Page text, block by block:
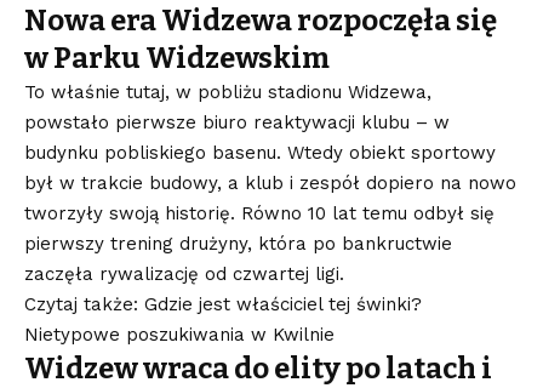
Nowa era Widzewa rozpoczęła się
w Parku Widzewskim
To właśnie tutaj, w pobliżu stadionu Widzewa,
powstało pierwsze biuro reaktywacji klubu – w
budynku pobliskiego basenu. Wtedy obiekt sportowy
był w trakcie budowy, a klub i zespół dopiero na nowo
tworzyły swoją historię. Równo 10 lat temu odbył się
pierwszy trening drużyny, która po bankructwie
zaczęła rywalizację od czwartej ligi.
Czytaj także: Gdzie jest właściciel tej świnki?
Nietypowe poszukiwania w Kwilnie
Widzew wraca do elity po latach i